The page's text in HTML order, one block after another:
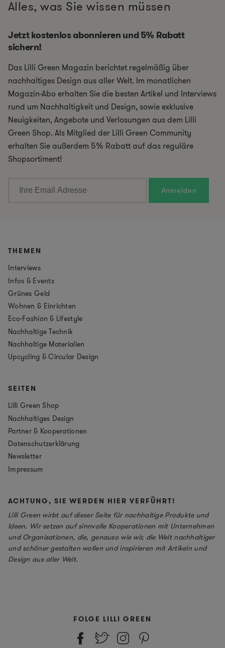
Alles, was Sie wissen müssen
Jetzt kostenlos abonnieren und 5% Rabatt
sichern!
Das Lilli Green Magazin berichtet regelmäßig über
nachhaltiges Design aus aller Welt. Im monatlichen
Magazin-Abo erhalten Sie die besten Artikel und Interviews
rund um Nachhaltigkeit und Design, sowie exklusive
Neuigkeiten, Angebote und Verlosungen aus dem Lilli
Green Shop. Als Mitglied der Lilli Green Community
erhalten Sie außerdem 5% Rabatt auf das reguläre
Shopsortiment!
THEMEN
Interviews
Infos & Events
Grünes Geld
Wohnen & Einrichten
Eco-Fashion & Lifestyle
Nachhaltige Technik
Nachhaltige Materialien
Upcycling & Circular Design
SEITEN
Lilli Green Shop
Nachhaltiges Design
Partner & Kooperationen
Datenschutzerklärung
Newsletter
Impressum
ACHTUNG, SIE WERDEN HIER VERFÜHRT!
Lilli Green wirbt auf dieser Seite für nachhaltige Produkte und
Ideen. Wir setzen auf sinnvolle Kooperationen mit Unternehmen
und Organisationen, die, genauso wie wir, die Welt nachhaltiger
und schöner gestalten wollen und inspirieren mit Artikeln und
Design aus aller Welt.
FOLGE LILLI GREEN